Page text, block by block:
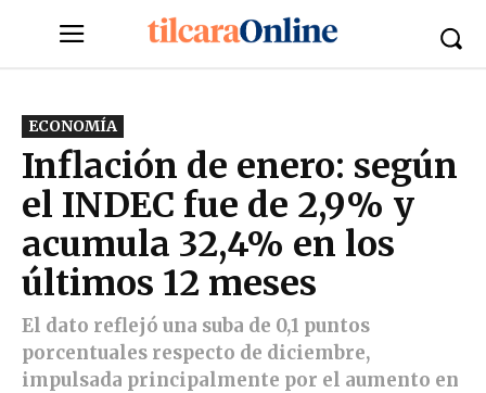
ECONOMÍA
Inflación de enero: según
el INDEC fue de 2,9% y
acumula 32,4% en los
últimos 12 meses
El dato reflejó una suba de 0,1 puntos
porcentuales respecto de diciembre,
impulsada principalmente por el aumento en